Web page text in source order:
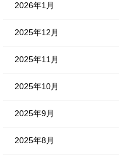
2026年1月
2025年12月
2025年11月
2025年10月
2025年9月
2025年8月